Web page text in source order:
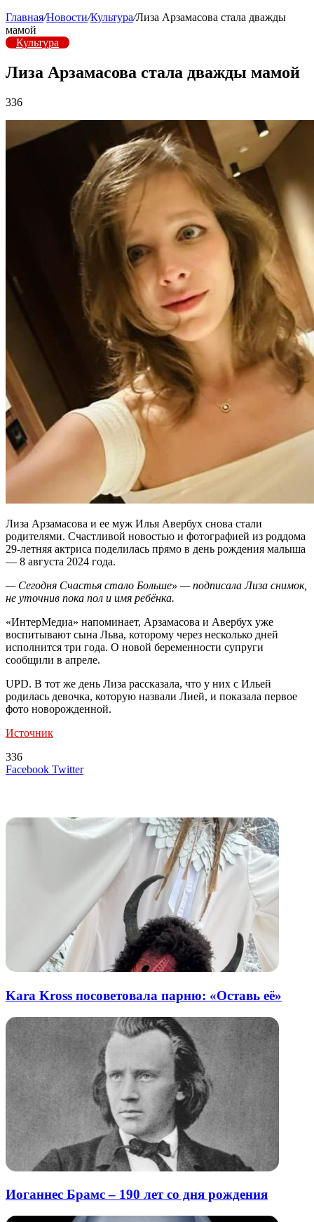
Главная/Новости/Культура/Лиза Арзамасова стала дважды
мамой
Культура
Лиза Арзамасова стала дважды мамой
336
Лиза Арзамасова и ее муж Илья Авербух снова стали
родителями. Счастливой новостью и фотографией из роддома
29-летняя актриса поделилась прямо в день рождения малыша
— 8 августа 2024 года.
— Сегодня Счастья стало Больше» — подписала Лиза снимок,
не уточнив пока пол и имя ребёнка.
«ИнтерМедиа» напоминает, Арзамасова и Авербух уже
воспитывают сына Льва, которому через несколько дней
исполнится три года. О новой беременности супруги
сообщили в апреле.
UPD. В тот же день Лиза рассказала, что у них с Ильей
родилась девочка, которую назвали Лией, и показала первое
фото новорожденной.
Источник
336
Facebook TwitterLinkedIn
Tumblr
Reddit
Вконтакте
Одноклассники
Skype
Messenger
Messenger
WhatsApp
Telegram
Viber
Line
Поделиться
Печатать
Kara Kross посоветовала парню: «Оставь её»
Иоганнес Брамс – 190 лет со дня рождения